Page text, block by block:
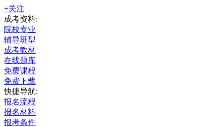
+关注
成考资料:
院校专业
辅导班型
成考教材
在线题库
免费课程
免费下载
快捷导航:
报名流程
报名材料
报考条件